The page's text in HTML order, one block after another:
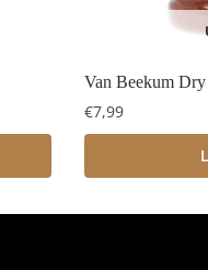
Van Beekum
€7,99